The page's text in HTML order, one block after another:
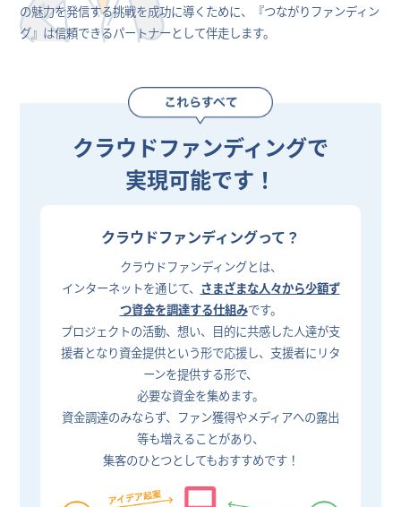
の魅力を発信する挑戦を成功に導くために、『つながりファンディン
グ』は信頼できるパートナーとして伴走します。
クラウドファンディングで
実現可能です！
クラウドファンディングって？
クラウドファンディングとは、
インターネットを通じて、 さまざまな人々から少額ず
つ資金を調達する仕組みです。
プロジェクトの活動、想い、目的に共感した人達が支
援者となり資金提供という形で応援し、支援者にリタ
ーンを提供する形で、
必要な資金を集めます。
資金調達のみならず、ファン獲得やメディアへの露出
等も増えることがあり、
集客のひとつとしてもおすすめです！